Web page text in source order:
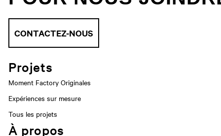
CONTACTEZ-NOUS
Projets
Moment Factory Originales
Expériences sur mesure
Tous les projets
À propos